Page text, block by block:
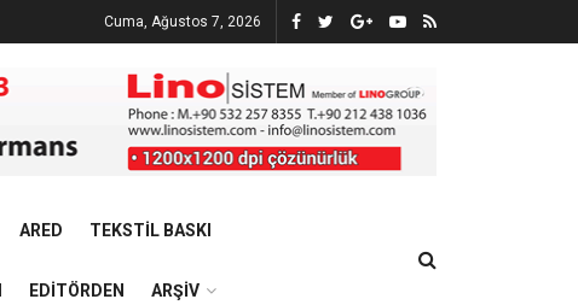
Cuma, Ağustos 7, 2026
ARED TEKSTIL BASKI
EDITÖRDEN ARŞIV